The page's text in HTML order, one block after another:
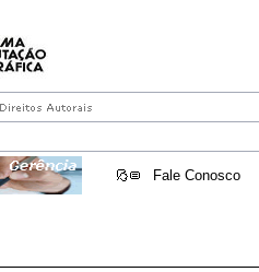
Fale Conosco